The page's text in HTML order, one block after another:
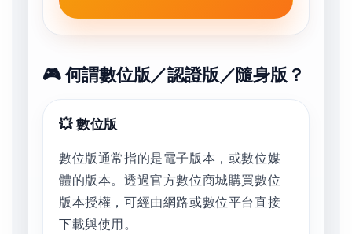
🎮 何謂數位版／認證版／隨身版？
💥 數位版
數位版通常指的是電子版本，或數位媒
體的版本。透過官方數位商城購買數位
版本授權，可經由網路或數位平台直接
下載與使用。